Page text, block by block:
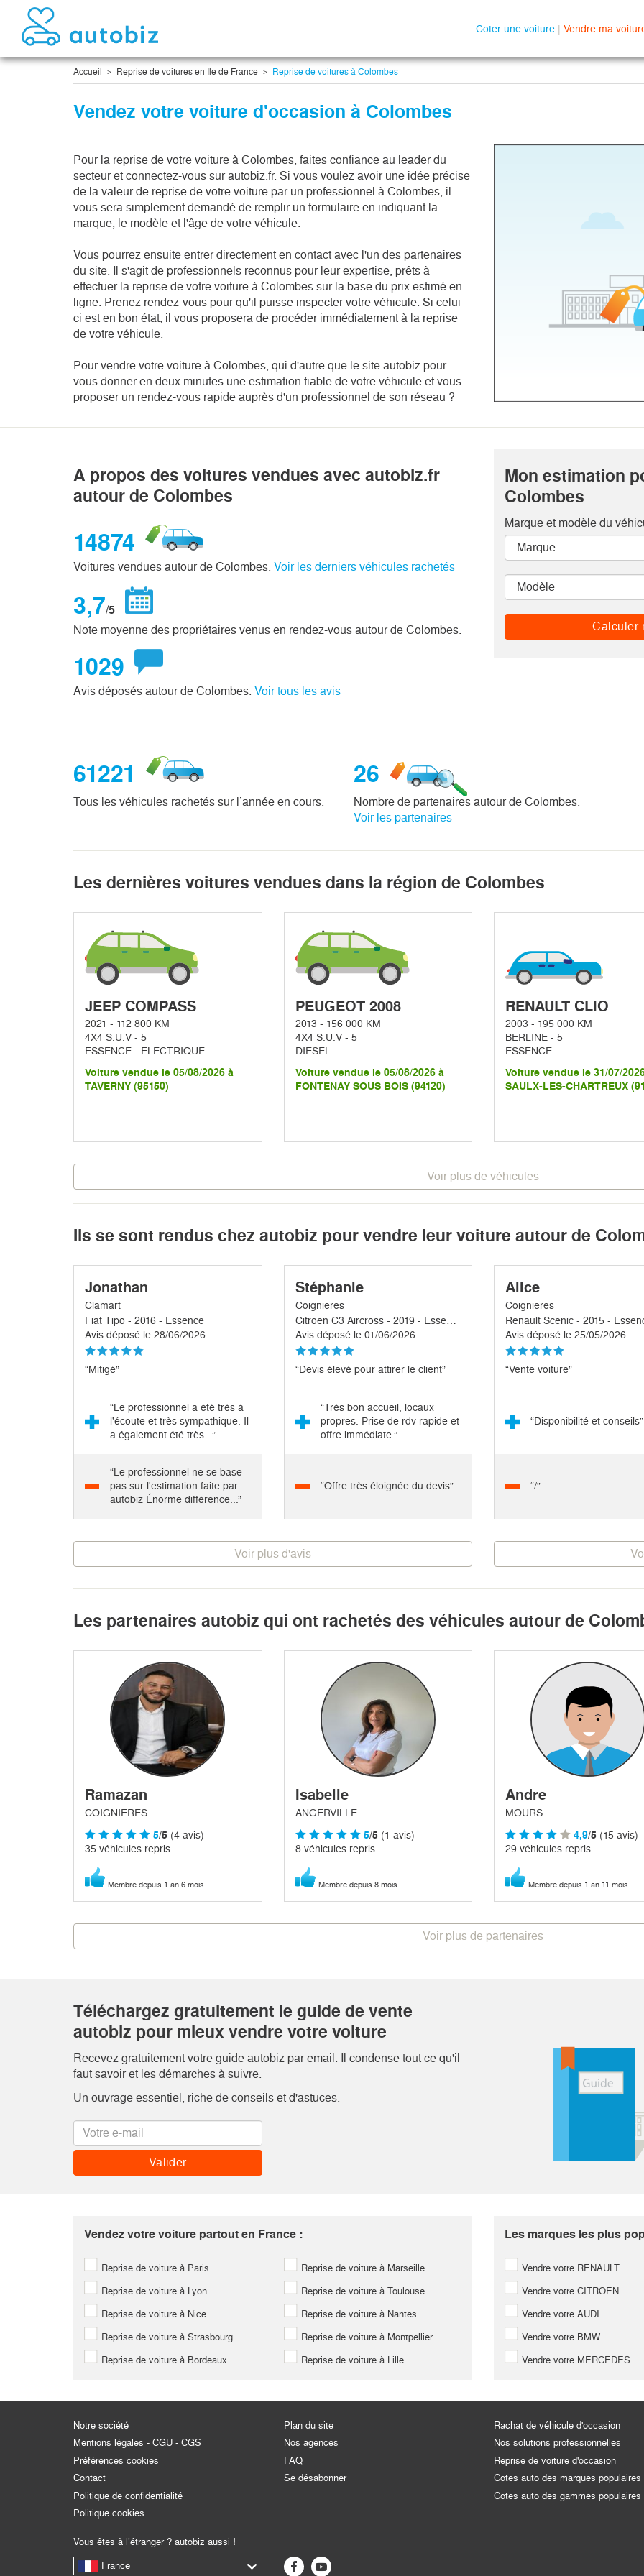
Coter une voiture | Vendre ma
Accueil Reprise de voitures en Ile de France Reprise de voitures à Colombes
Vendez votre voiture d'occasion à Colombes
Pour la reprise de votre voiture à Colombes, faites confiance au leader du
secteur et connectez-vous sur autobiz.fr. Si vous voulez avoir une idée précise
de la valeur de reprise de votre voiture par un professionnel à Colombes, il
vous sera simplement demandé de remplir un formulaire en indiquant la
marque, le modèle et l'âge de votre véhicule.
Vous pourrez ensuite entrer directement en contact avec l'un des partenaires
du site. Il s'agit de professionnels reconnus pour leur expertise, prêts à
effectuer la reprise de votre voiture à Colombes sur la base du prix estimé en
ligne. Prenez rendez-vous pour qu'il puisse inspecter votre véhicule. Si celui-
ci est en bon état, il vous proposera de procéder immédiatement à la reprise
de votre véhicule.
Pour vendre votre voiture à Colombes, qui d'autre que le site autobiz pour
vous donner en deux minutes une estimation fiable de votre véhicule et vous
proposer un rendez-vous rapide auprès d'un professionnel de son réseau ?
A propos des voitures vendues avec autobiz.fr
autour de Colombes
14874
Voitures vendues autour de Colombes. Voir les derniers véhicules rachetés
3,7/5
Note moyenne des propriétaires venus en rendez-vous autour de Colombes.
1029
Avis déposés autour de Colombes. Voir tous les avis
Mon estimation
Colombes
Marque et modèle du
Calculer
61221
Tous les véhicules rachetés sur l’année en cours.
26
Nombre de partenaires autour de Colombes.
Voir les partenaires
Les dernières voitures vendues dans la région de Colombes
JEEP COMPASS
2021 - 112 800 KM
4X4 S.U.V - 5
ESSENCE - ELECTRIQUE
Voiture vendue le 05/08/2026 à
TAVERNY (95150)
PEUGEOT 2008
2013 - 156 000 KM
4X4 S.U.V - 5
DIESEL
Voiture vendue le 05/08/2026 à
FONTENAY SOUS BOIS (94120)
RENAULT CLIO
2003 - 195 000 KM
BERLINE - 5
ESSENCE
Voiture vendue le 31/07/
SAULX-LES-CHARTREUX
Voir plus de véhicules
Ils se sont rendus chez autobiz pour vendre leur voiture autour de
Jonathan
Clamart
Fiat Tipo - 2016 - Essence
Avis déposé le 28/06/2026
“Mitigé”
“Le professionnel a été très à
l'écoute et très sympathique. Il
a également été très...”
“Le professionnel ne se base
pas sur l'estimation faite par
autobiz Énorme différence...”
Stéphanie
Coignieres
Citroen C3 Aircross - 2019 - Essence
Avis déposé le 01/06/2026
“Devis élevé pour attirer le client”
“Très bon accueil, locaux
propres. Prise de rdv rapide et
offre immédiate.”
“Offre très éloignée du devis”
Alice
Coignieres
Renault Scenic - 2015 -
Avis déposé le 25/05/2026
“Vente voiture”
“Disponibilité et conseils”
“/”
Voir plus d'avis
Les partenaires autobiz qui ont rachetés des véhicules autour de
Ramazan
COIGNIERES
5/5 (4 avis)
35 véhicules repris
Membre depuis 1 an 6 mois
Isabelle
ANGERVILLE
5/5(1 avis)
8 véhicules repris
Membre depuis 8 mois
Andre
MOURS
4,9/5 (15 avis)
29 véhicules repris
Membre depuis 1 an 11 mois
Voir plus de partenaires
Téléchargez gratuitement le guide de vente
autobiz pour mieux vendre votre voiture
Recevez gratuitement votre guide autobiz par email. Il condense tout ce qu'il
faut savoir et les démarches à suivre.
Un ouvrage essentiel, riche de conseils et d'astuces.
Vendez votre voiture partout en France :
Reprise de voiture à Paris Reprise de voiture à Marseille
Reprise de voiture à Lyon Reprise de voiture à Toulouse
Reprise de voiture à Nice Reprise de voiture à Nantes
Reprise de voiture à Strasbourg Reprise de voiture à Montpellier
Reprise de voiture à Bordeaux Reprise de voiture à Lille
Les marques les plus
Vendre votre RENAULT
Vendre votre CITROEN
Vendre votre AUDI
Vendre votre BMW
Vendre votre MERCEDES
Notre société
Mentions légales - CGU - CGS
Préférences cookies
Contact
Politique de confidentialité
Politique cookies
Plan du site
Nos agences
FAQ
Se désabonner
Rachat de véhicule d'occasion
Nos solutions professionnelles
Reprise de voiture d'occasion
Cotes auto des marques populaires
Cotes auto des gammes populaires
Vous êtes à l’étranger ? autobiz aussi !
France